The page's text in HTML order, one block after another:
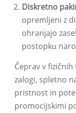
Diskretno
opremljeni z
ohranjajo
postopku
Čeprav v
zalogi, spletno
pristnost in
promocijskimi